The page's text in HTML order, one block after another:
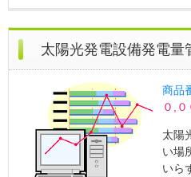
太陽光発電設備発電量
商品
０,０
太陽
い場
いら